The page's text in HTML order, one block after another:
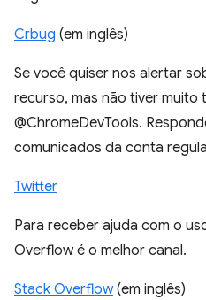
Crbug (em inglês)
Se você quiser nos alertar
recurso, mas não tiver muito
@ChromeDevTools.
comunicados da conta
Twitter
Para receber ajuda com o
Overflow é o melhor canal.
Stack Overflow(em inglês)